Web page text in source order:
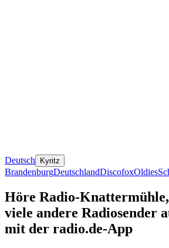
Deutsch Kyritz
BrandenburgDeutschlandDiscofoxOldies
Höre Radio-
viele andere Radiosender
mit der radio.de-App